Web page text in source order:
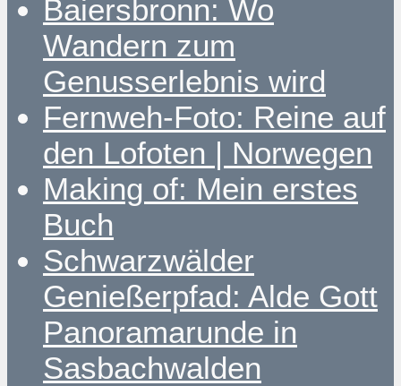
Baiersbronn: Wo
Wandern zum
Genusserlebnis wird
Fernweh-Foto: Reine auf
den Lofoten | Norwegen
Making of: Mein erstes
Buch
Schwarzwälder
Genießerpfad: Alde Gott
Panoramarunde in
Sasbachwalden